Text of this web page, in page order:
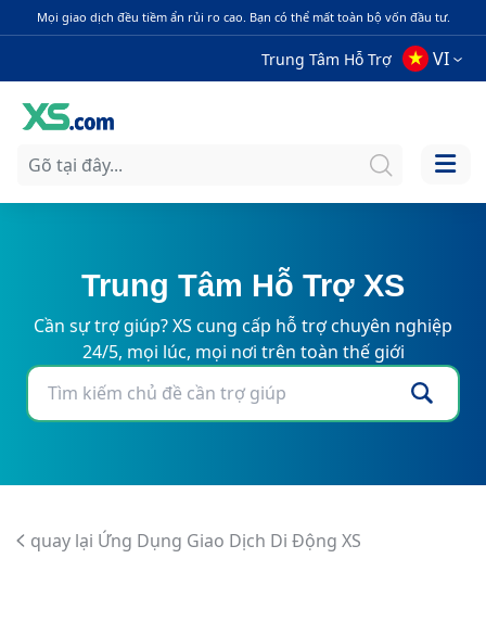
Mọi giao dịch đều tiềm ẩn rủi ro cao. Bạn có thể mất toàn bộ vốn đầu tư.
Trung Tâm Hỗ Trợ VI
Trung Tâm Hỗ Trợ XS
Cần sự trợ giúp? XS cung cấp hỗ trợ chuyên nghiệp
24/5, mọi lúc, mọi nơi trên toàn thế giới
quay lại Ứng Dụng Giao Dịch Di Động XS